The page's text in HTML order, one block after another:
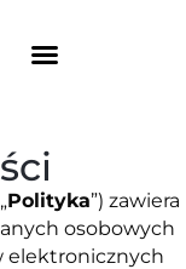
Polityka”) zawiera
osobowych
elektronicznych